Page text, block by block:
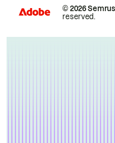
© 2026
reserved.